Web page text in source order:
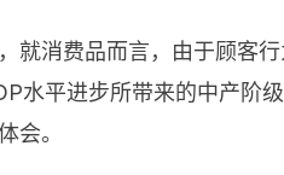
就消费品而言，由于顾客
水平进步所带来的中产阶
会。